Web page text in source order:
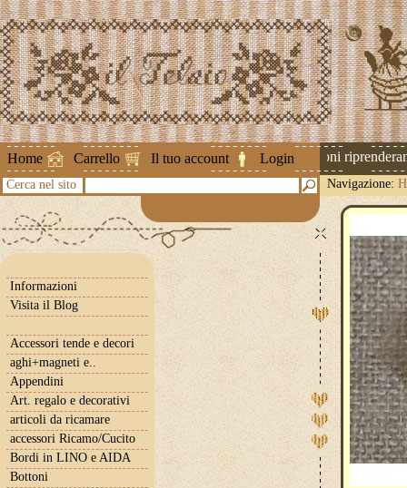
Home Carrello Il tuo account Login
Attenzione ! Le spedizioni
Cerca nel sito Navigazione:
Informazioni
Visita il Blog
Accessori tende e decori
aghi+magneti e..
Appendini
Art. regalo e decorativi
articoli da ricamare
accessori Ricamo/Cucito
Bordi in LINO e AIDA
Bottoni